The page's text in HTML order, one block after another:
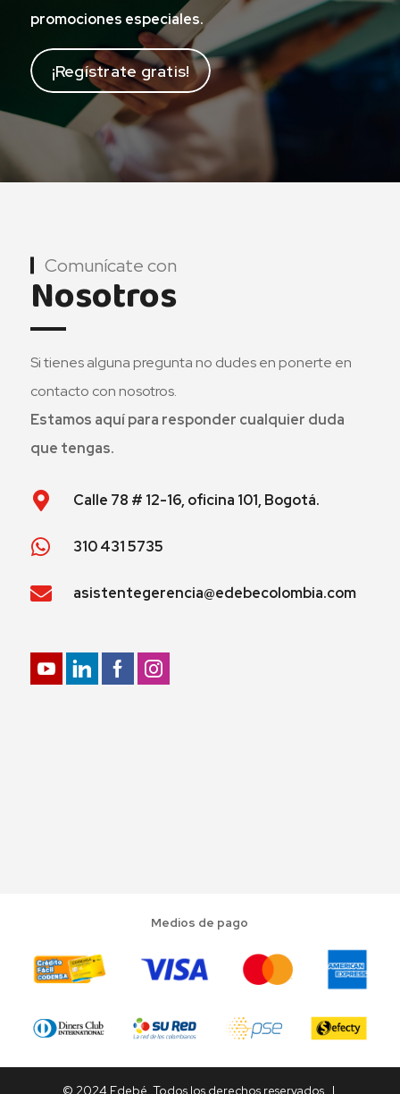
promociones especiales.
¡Regístrate gratis!
Comunícate con
Nosotros
Si tienes alguna pregunta no dudes en ponerte en
contacto con nosotros.
Estamos aquí para responder cualquier duda
que tengas.
Calle 78 # 12-16, oficina 101, Bogotá.
310 431 5735
asistentegerencia@edebecolombia.com
Medios de pago
© 2024 Edebé. Todos los derechos reservados. |